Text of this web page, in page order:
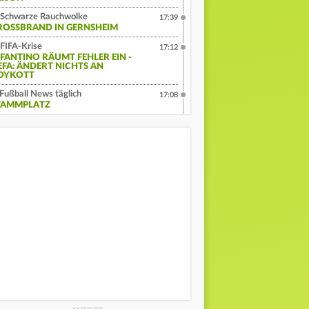
Schwarze Rauchwolke
IN GERNSHEIM
17:39
FIFA-Krise
RÄUMT FEHLER EIN -
ÄNDERT NICHTS AN
17:12
Fußball News täglich
17:08